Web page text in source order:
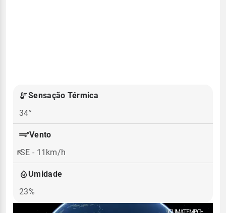
Sensação Térmica
34°
Vento
SE - 11km/h
Umidade
23%